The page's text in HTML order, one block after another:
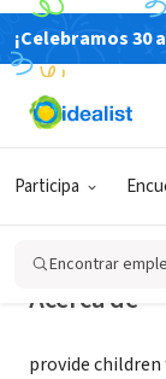
¡Celebramos 30
Participa
Encontrar
Big
Acerca de
provide